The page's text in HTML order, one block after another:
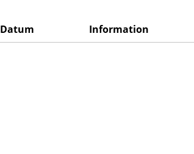
Datum Information